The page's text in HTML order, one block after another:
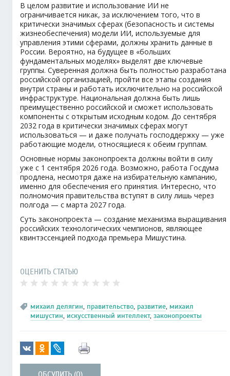
В целом развитие и использование ИИ не
ограничивается никак, за исключением того, что в
критически значимых сферах (безопасность и системы
жизнеобеспечения) модели ИИ, используемые для
управления этими сферами, должны хранить данные в
России. Вероятно, на будущее в «больших
фундаментальных моделях» выделят две ключевые
группы. Суверенная должна быть полностью разработана
российской организацией, пройти все этапы создания
внутри страны и работать исключительно на российской
инфраструктуре. Национальная должна быть лишь
преимущественно российской и сможет использовать
компоненты с открытым исходным кодом. До сентября
2032 года в критически значимых сферах могут
использоваться — и даже получать господдержку — уже
работающие модели, относящиеся к обеим группам.
Основные нормы законопроекта должны войти в силу
уже с 1 сентября 2026 года. Возможно, работа Госдума
продлена, несмотря даже на избирательную кампанию,
именно для обеспечения его принятия. Интересно, что
полномочия правительства вступят в силу лишь через
полгода — с марта 2027 года.
Суть законопроекта — создание механизма выращивания
российских технологических чемпионов, являющее
квинтэссенцией подхода премьера Мишустина.
ОЦЕНИТЬ СТАТЬЮ
михаил делягин, правительство, развитие, михаил
мишустин, искусственный интеллект, законопроекты